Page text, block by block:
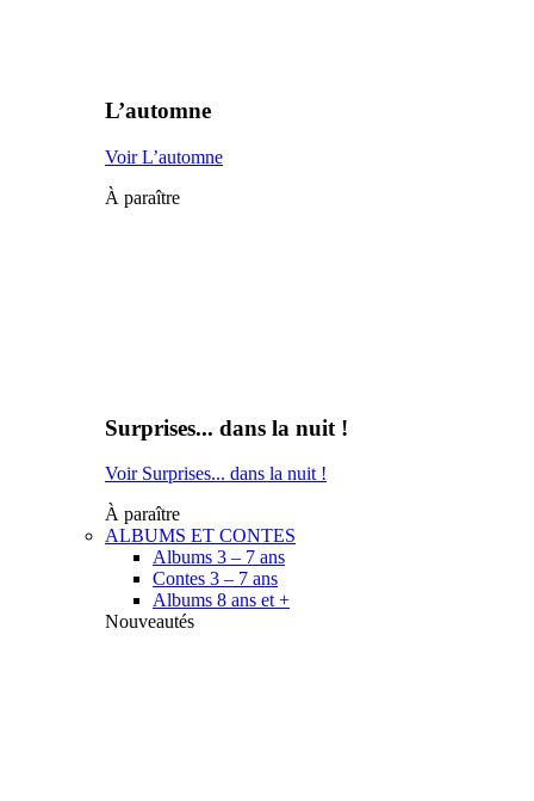
L’automne
Voir L’automne
À paraître
Surprises... dans la nuit !
Voir Surprises... dans la nuit !
À paraître
ALBUMS ET CONTES
Albums 3 – 7 ans
Contes 3 – 7 ans
Albums 8 ans et +
Nouveautés